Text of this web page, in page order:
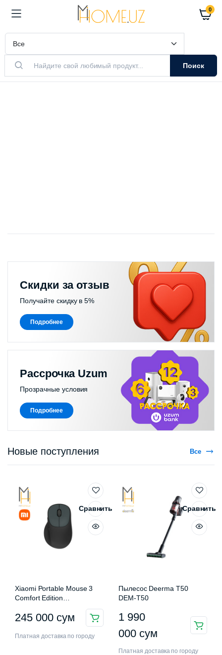
0
Поиск
Скидки за отзыв
Получайте скидку в 5%
Подробнее
Рассрочка Uzum
Прозрачные условия
Подробнее
Новые поступления Все
Сравнить
Xiaomi Portable Mouse 3
Comfort Edition
245 000 сум
Платная доставка по городу
Сравнить
Пылесос Deerma T50
DEM-T50
1 990
000 сум
Платная доставка по городу